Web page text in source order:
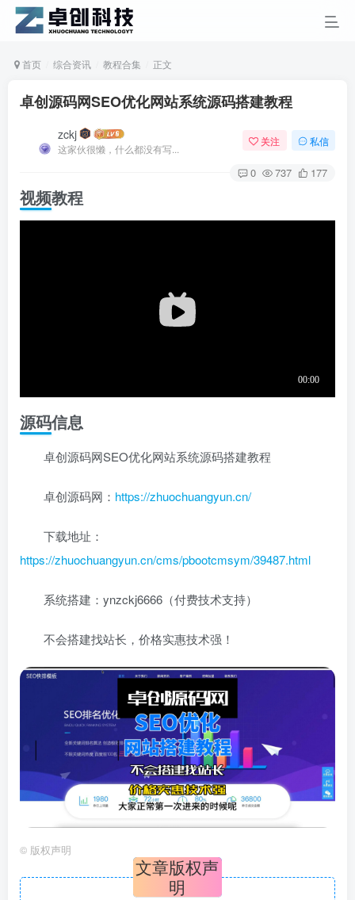
首页 综合资讯 教程合集 正文
卓创源码网SEO优化网站系统源码搭建教程
zckj
这家伙很懒，什么都没有写...
关注 私信
0 737 177
视频教程
源码信息
卓创源码网SEO优化网站系统源码搭建教程
卓创源码网： https://zhuochuangyun.cn/
下载地址：
https://zhuochuangyun.cn/cms/pbootcmsym/39487.html
系统搭建：ynzckj6666（付费技术支持）
不会搭建找站长，价格实惠技术强！
© 版权声明
文章版权声
明